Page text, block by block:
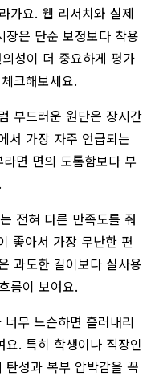
가요. 웹 리서치와 실제
은 단순 보정보다 착용
성이 더 중요하게 평가
크해보세요.
부드러운 원단은 장시간
서 가장 자주 언급되는
라면 면의 도톰함보다 부
전혀 다른 만족도를 줘
좋아서 가장 무난한 편
과도한 길이보다 실사용
름이 보여요.
무 느슨하면 흘러내리
. 특히 학생이나 직장인
성과 복부 압박감을 꼭